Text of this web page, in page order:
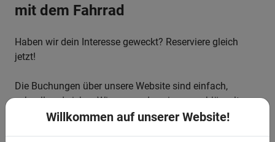
Willkommen auf unserer Website!
mit dem Fahrrad
Haben wir dein Interesse geweckt? Reserviere gleich
jetzt!
Die Buchungen über unsere Website sind einfach,
schnell und sicher. Wir verwenden eine verschlüsselte
Verbindung und geben deine Daten niemals an Dritte